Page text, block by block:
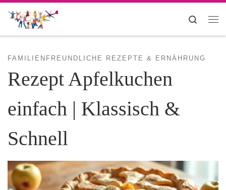
Zum Inhalt springen
Search
FAMILIENFREUNDLICHE REZEPTE & ERNÄHRUNG
Rezept Apfelkuchen
einfach | Klassisch &
Schnell